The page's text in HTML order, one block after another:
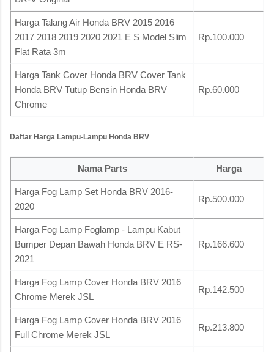
Harga Talang Air Honda BRV 2015 2016
2017 2018 2019 2020 2021 E S Model Slim
Flat Rata 3m
Rp.100.000
Harga Tank Cover Honda BRV Cover Tank
Honda BRV Tutup Bensin Honda BRV
Chrome
Rp.60.000
Daftar Harga Lampu-Lampu Honda BRV
Nama Parts Harga
Harga Fog Lamp Set Honda BRV 2016-
2020
Rp.500.000
Harga Fog Lamp Foglamp - Lampu Kabut
Bumper Depan Bawah Honda BRV E RS-
2021
Rp.166.600
Harga Fog Lamp Cover Honda BRV 2016
Chrome Merek JSL
Rp.142.500
Harga Fog Lamp Cover Honda BRV 2016
Full Chrome Merek JSL
Rp.213.800